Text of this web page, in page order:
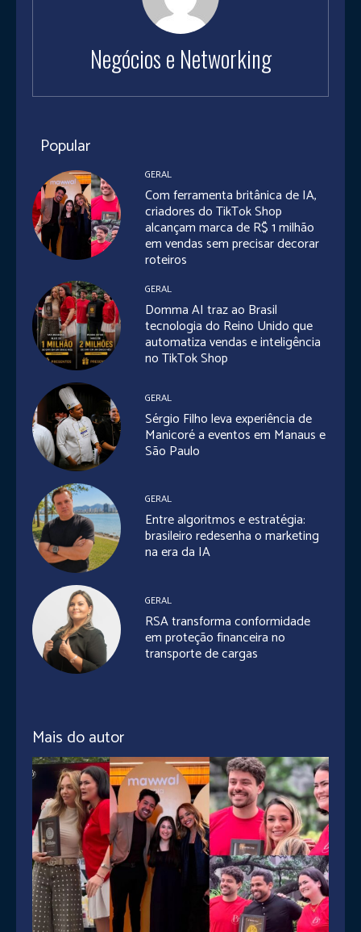
Negócios e Networking
Popular
GERAL
Com ferramenta britânica de IA,
criadores do TikTok Shop
alcançam marca de R$ 1 milhão
em vendas sem precisar decorar
roteiros
GERAL
Domma AI traz ao Brasil
tecnologia do Reino Unido que
automatiza vendas e inteligência
no TikTok Shop
GERAL
Sérgio Filho leva experiência de
Manicoré a eventos em Manaus e
São Paulo
GERAL
Entre algoritmos e estratégia:
brasileiro redesenha o marketing
na era da IA
GERAL
RSA transforma conformidade
em proteção financeira no
transporte de cargas
Mais do autor